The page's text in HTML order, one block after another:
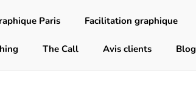
Paris Facilitation graphique
The Call Avis clients Blog